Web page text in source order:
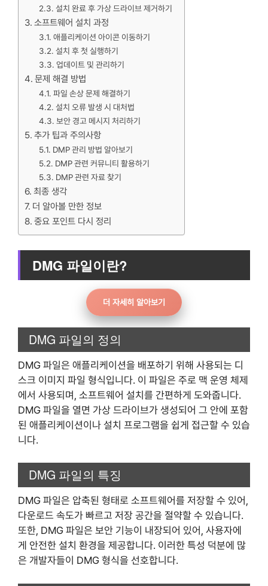
설치 완료 후 가상 드라이브 제거하기
소프트웨어 설치 과정
애플리케이션 아이콘 이동하기
설치 후 첫 실행하기
업데이트 및 관리하기
문제 해결 방법
파일 손상 문제 해결하기
설치 오류 발생 시 대처법
보안 경고 메시지 처리하기
추가 팁과 주의사항
DMP 관리 방법 알아보기
DMP 관련 커뮤니티 활용하기
DMP 관련 자료 찾기
최종 생각
더 알아볼 만한 정보
중요 포인트 다시 정리
DMG 파일이란?
더 자세히 알아보기
DMG 파일의 정의
DMG 파일은 애플리케이션을 배포하기 위해 사용되는 디
스크 이미지 파일 형식입니다. 이 파일은 주로 맥 운영 체제
에서 사용되며, 소프트웨어 설치를 간편하게 도와줍니다.
DMG 파일을 열면 가상 드라이브가 생성되어 그 안에 포함
된 애플리케이션이나 설치 프로그램을 쉽게 접근할 수 있습
니다.
DMG 파일의 특징
DMG 파일은 압축된 형태로 소프트웨어를 저장할 수 있어,
다운로드 속도가 빠르고 저장 공간을 절약할 수 있습니다.
또한, DMG 파일은 보안 기능이 내장되어 있어, 사용자에
게 안전한 설치 환경을 제공합니다. 이러한 특성 덕분에 많
은 개발자들이 DMG 형식을 선호합니다.